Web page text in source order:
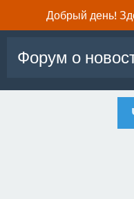
Добрый день!
Форум о